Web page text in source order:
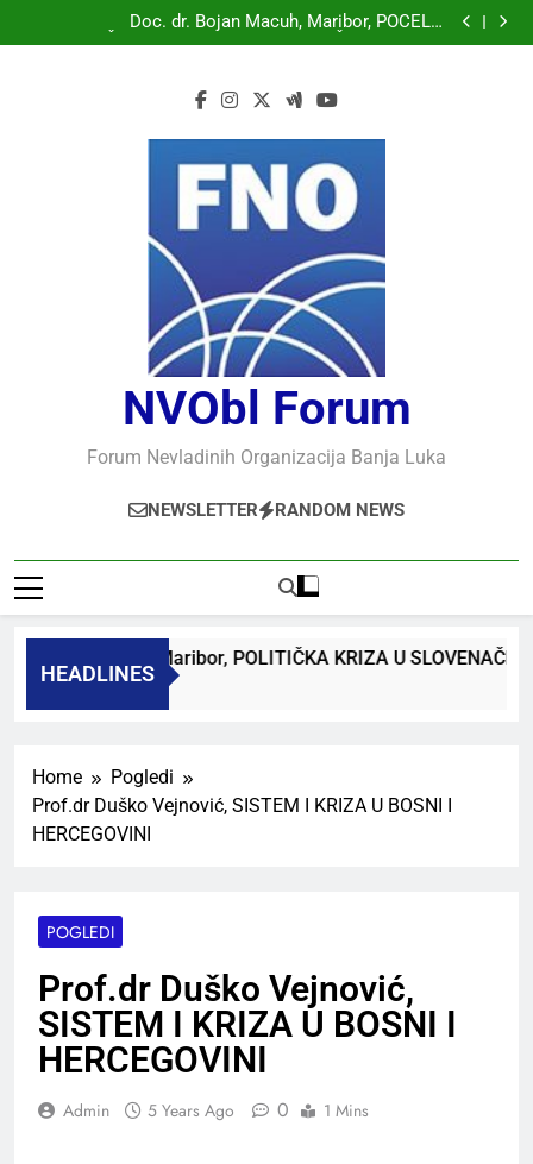
SLOVENAČKOM PARLAMENTU
Doc. dr. Bojan Macuh, Maribor, POČELO
OBILJEŽAVANJE 30 GODINA USPJEŠNOG RADA I
Prof.dr Vaso Bojanić, MOGU LI KOMPJUTERI POSTATI
Doc. dr. Bojan Macuh, Maribor, POLITIČKA KRIZA U
SLOVENAČKOM PARLAMENTU
Doc. dr. Bojan Macuh, Maribor, POČELO
RAZVOJA DEFENDOLOGIJE – POGLED IZ SLOVENIJE
AUTORITARNO LUDILO
NVObl Forum
Forum Nevladinih Organizacija Banja Luka
NEWSLETTER RANDOM NEWS
HEADLINES
Bojan Macuh, Maribor, POLITIČKA KRIZA U
Home
Pogledi
Prof.dr Duško Vejnović, SISTEM I KRIZA U BOSNI I
HERCEGOVINI
POGLEDI
Prof.dr Duško Vejnović,
SISTEM I KRIZA U BOSNI I
HERCEGOVINI
Admin 5 Years Ago 0 1 Mins